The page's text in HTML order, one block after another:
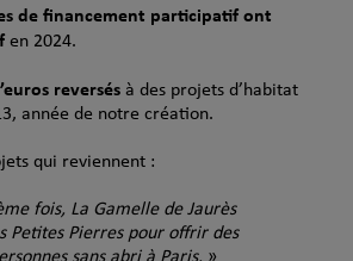
de financement participatif ont
en 2024.
reversésà des projets d’habitat
année de notre création.
qui reviennent :
fois, La Gamelle de Jaurès
Petites Pierres pour offrir des